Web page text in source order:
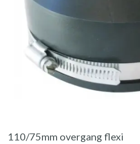
110/75mm overgang flexi